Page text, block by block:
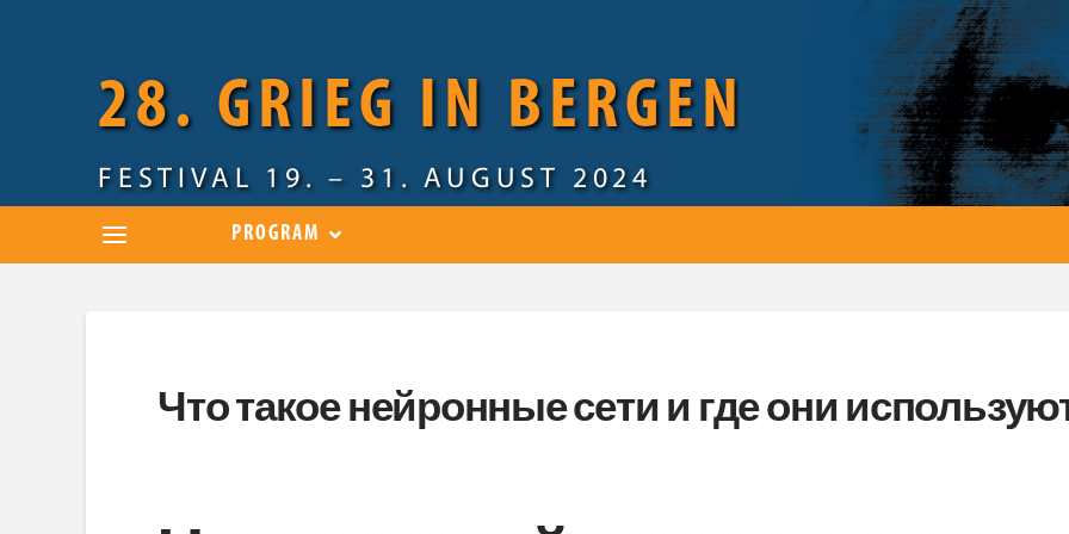
28. GRIEG IN BERGEN
FESTIVAL 19. – 31. AUGUST 2024
PROGRAM
Что такое нейронные сети и где они